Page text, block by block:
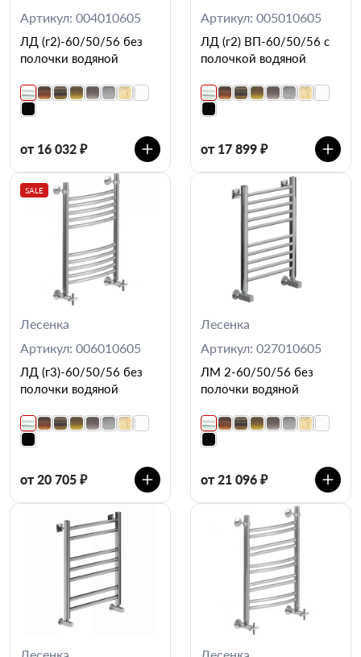
Артикул: 004010605
ЛД (г2)-60/50/56 без
полочки водяной
от 16 032 ₽
Артикул: 005010605
ЛД (г2) ВП-60/50/56 с
полочкой водяной
от 17 899 ₽
SALE
Лесенка
Артикул: 006010605
ЛД (г3)-60/50/56 без
полочки водяной
от 20 705 ₽
Лесенка
Артикул: 027010605
ЛМ 2-60/50/56 без
полочки водяной
от 21 096 ₽
Лесенка Лесенка